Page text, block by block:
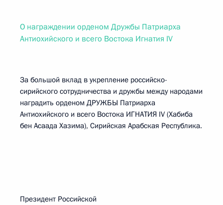
О награждении орденом Дружбы Патриарха
Антиохийского и всего Востока Игнатия IV
За большой вклад в укрепление российско-
сирийского сотрудничества и дружбы между народами
наградить орденом ДРУЖБЫ Патриарха
Антиохийского и всего Востока ИГНАТИЯ IV (Хабиба
бен Асаада Хазима), Сирийская Арабская Республика.
Президент Российской